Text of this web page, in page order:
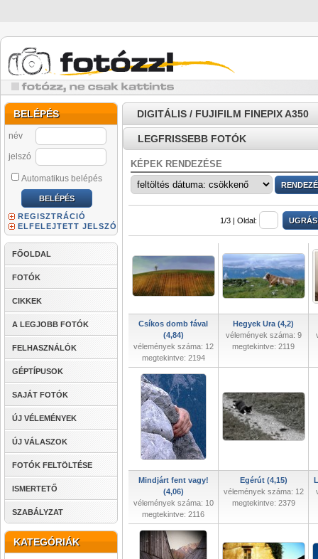
BELÉPÉS
név
jelszó
Automatikus belépés
REGISZTRÁCIÓ
ELFELEJTETT JELSZÓ
FŐOLDAL
FOTÓK
CIKKEK
A LEGJOBB FOTÓK
FELHASZNÁLÓK
GÉPTÍPUSOK
SAJÁT FOTÓK
ÚJ VÉLEMÉNYEK
ÚJ VÁLASZOK
FOTÓK FELTÖLTÉSE
ISMERTETŐ
SZABÁLYZAT
KATEGÓRIÁK
DIGITÁLIS / FUJIFILM FINEPIX A350
LEGFRISSEBB FOTÓK
KÉPEK RENDEZÉSE
1/3 | Oldal:
Csíkos domb fával
(4,84)
vélemények száma: 12
megtekintve: 2194
Hegyek Ura (4,2)
vélemények száma: 9
megtekintve: 2119
Mindjárt fent vagy!
(4,06)
vélemények száma: 10
megtekintve: 2116
Egérút (4,15)
vélemények száma: 12
megtekintve: 2379